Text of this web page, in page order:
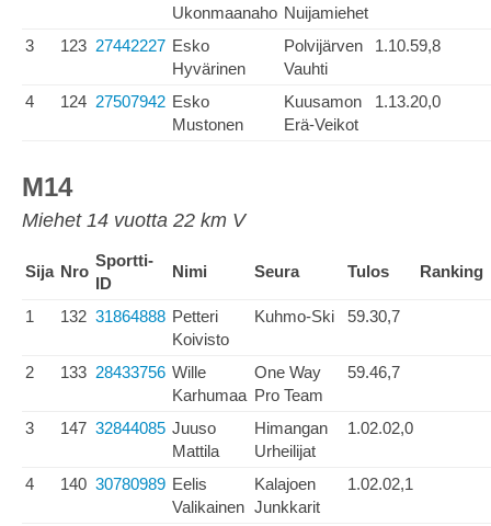
Ukonmaanaho Nuijamiehet
3 123 27442227 Esko
Hyvärinen
Polvijärven
Vauhti
1.10.59,8
4 124 27507942 Esko
Mustonen
Kuusamon
Erä-Veikot
1.13.20,0
M14
Miehet 14 vuotta 22 km V
Sija Nro
Sportti-
ID
Nimi Seura Tulos Ranking
1 132 31864888 Petteri
Koivisto
Kuhmo-Ski 59.30,7
2 133 28433756 Wille
Karhumaa
One Way
Pro Team
59.46,7
3 147 32844085 Juuso
Mattila
Himangan
Urheilijat
1.02.02,0
4 140 30780989 Eelis
Valikainen
Kalajoen
Junkkarit
1.02.02,1